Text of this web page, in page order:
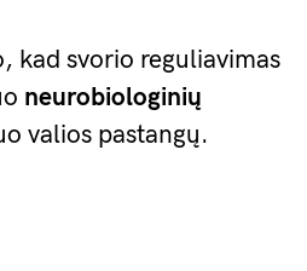
kad svorio reguliavimas
neurobiologinių
valios pastangų.